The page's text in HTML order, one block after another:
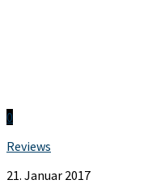
0
Reviews
21. Januar 2017